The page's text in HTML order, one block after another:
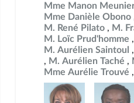
17 octobre 2024
19 octobre 2024
17 octobre 2024
18 octobre 2024
18 octobre 2024
Mme Manon
Mme Danièle Obono
M. René Pilato
M.
M. Loïc Prud'homme
M. Aurélien Saintoul
M. Aurélien Taché
Mme Aurélie Trouvé